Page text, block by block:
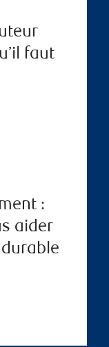
faut
:
aider